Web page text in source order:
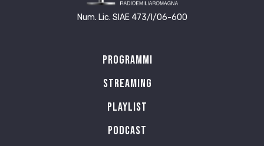
Num. Lic. SIAE 473/I/06-600
Programmi
Streaming
Playlist
PODCAST